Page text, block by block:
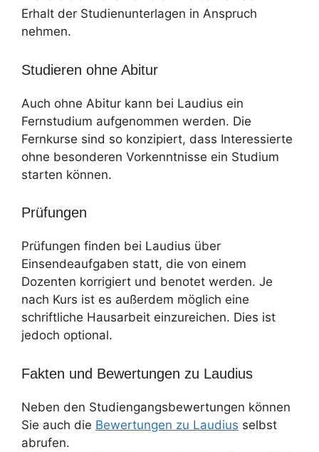
Erhalt der Studienunterlagen in Anspruch
nehmen.
Studieren ohne Abitur
Auch ohne Abitur kann bei Laudius ein
Fernstudium aufgenommen werden. Die
Fernkurse sind so konzipiert, dass Interessierte
ohne besonderen Vorkenntnisse ein Studium
starten können.
Prüfungen
Prüfungen finden bei Laudius über
Einsendeaufgaben statt, die von einem
Dozenten korrigiert und benotet werden. Je
nach Kurs ist es außerdem möglich eine
schriftliche Hausarbeit einzureichen. Dies ist
jedoch optional.
Fakten und Bewertungen zu Laudius
Neben den Studiengangsbewertungen können
Sie auch die Bewertungen zu Laudius selbst
abrufen.